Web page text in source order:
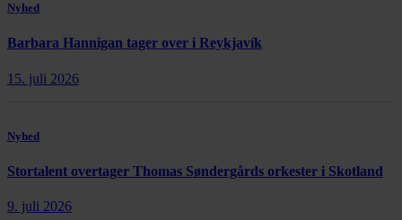
Nyhed
Barbara Hannigan tager over i Reykjavík
15. juli 2026
Nyhed
Stortalent overtager Thomas Søndergårds orkester i Skotland
9. juli 2026